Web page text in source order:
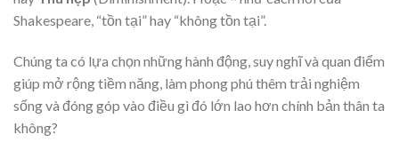
Shakespeare, “tồn tại” hay “không tồn tại”.
Chúng ta có lựa chọn những hành động, suy nghĩ và quan điểm
giúp mở rộng tiềm năng, làm phong phú thêm trải nghiệm
sống và đóng góp vào điều gì đó lớn lao hơn chính bản thân ta
không?